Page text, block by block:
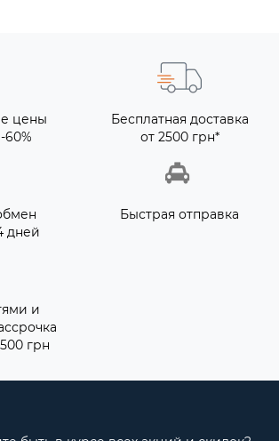
цены
60%
Бесплатная доставка
от 2500 грн*
дней
Быстрая отправка
и
грн